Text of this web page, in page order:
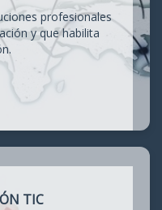
profesionales
y que habilita
TIC